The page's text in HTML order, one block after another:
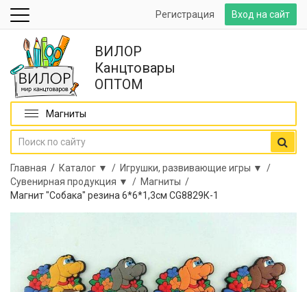
Вход на сайт
Регистрация
ВИЛОР
Канцтовары
ОПТОМ
Магниты
Главная / Каталог ▼ / Игрушки, развивающие игры ▼ /
Сувенирная продукция ▼ / Магниты /
Магнит "Собака" резина 6*6*1,3см CG8829К-1